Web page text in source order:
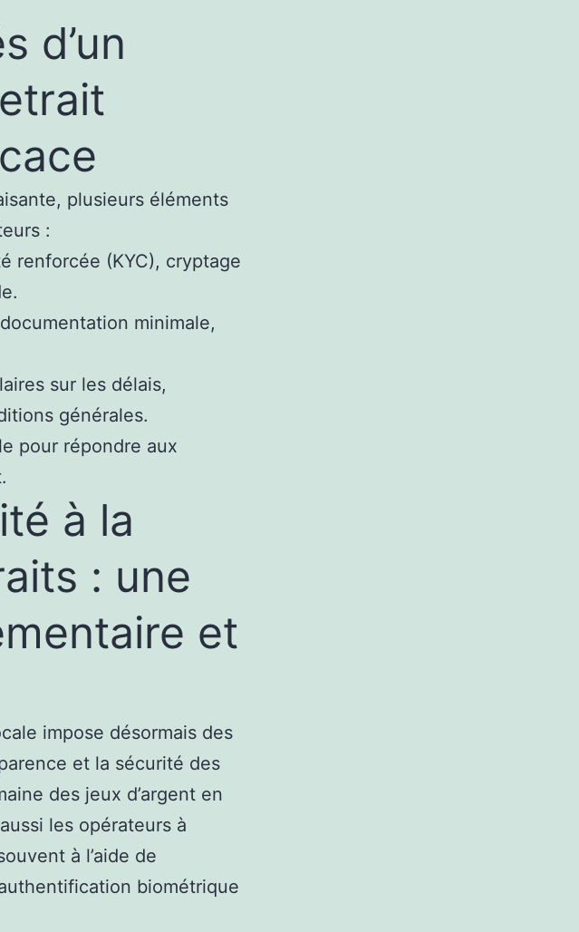
d’un
plusieurs éléments
:
renforcée (KYC), cryptage
minimale,
sur les délais,
générales.
pour répondre aux
à la
: une
et
impose désormais des
et la sécurité des
des jeux d’argent en
les opérateurs à
à l’aide de
biométrique